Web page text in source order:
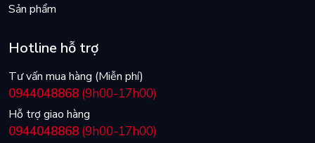
Sản phẩm
Hotline hỗ trợ
Tư vấn mua hàng (Miễn phí)
0944048868 (9h00-17h00)
Hỗ trợ giao hàng
0944048868 (9h00-17h00)